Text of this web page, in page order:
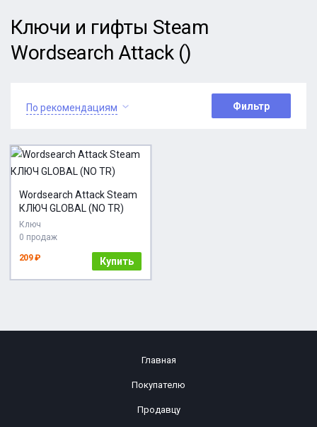
Ключи и гифты Steam
Wordsearch Attack ()
По рекомендациям Фильтр
Wordsearch Attack Steam
КЛЮЧ GLOBAL (NO TR)
Ключ
0 продаж
209 ₽ Купить
Главная
Покупателю
Продавцу